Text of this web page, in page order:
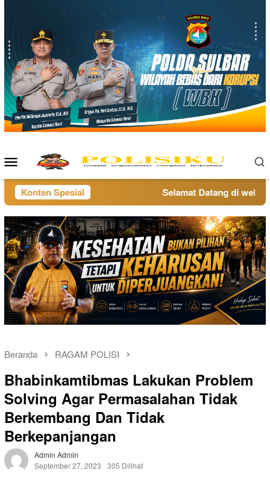
Menu
Mobile
Konten Spesial Selamat Datang di
Beranda RAGAM POLISI
Bhabinkamtibmas Lakukan Problem
Solving Agar Permasalahan Tidak
Berkembang Dan Tidak
Berkepanjangan
Admin Admin
September 27, 2023
305 Dilihat